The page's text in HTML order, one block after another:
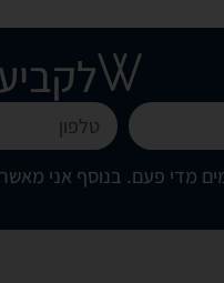
מדי פעם. בנוסף אני